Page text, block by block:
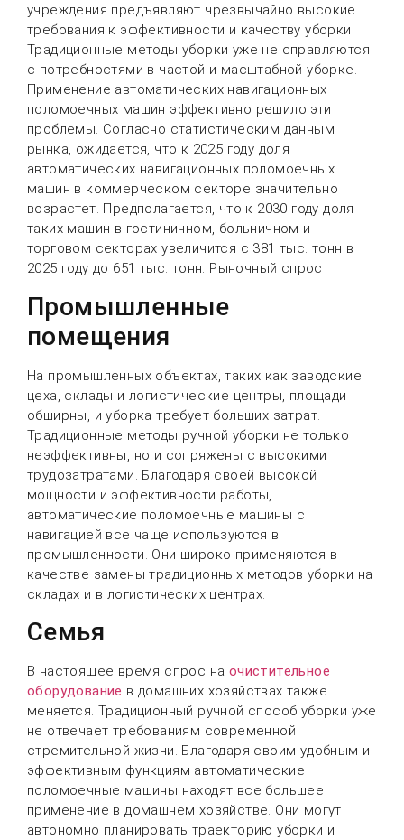
учреждения предъявляют чрезвычайно высокие
требования к эффективности и качеству уборки.
Традиционные методы уборки уже не справляются
с потребностями в частой и масштабной уборке.
Применение автоматических навигационных
поломоечных машин эффективно решило эти
проблемы. Согласно статистическим данным
рынка, ожидается, что к 2025 году доля
автоматических навигационных поломоечных
машин в коммерческом секторе значительно
возрастет. Предполагается, что к 2030 году доля
таких машин в гостиничном, больничном и
торговом секторах увеличится с 381 тыс. тонн в
2025 году до 651 тыс. тонн. Рыночный спрос
Промышленные
помещения
На промышленных объектах, таких как заводские
цеха, склады и логистические центры, площади
обширны, и уборка требует больших затрат.
Традиционные методы ручной уборки не только
неэффективны, но и сопряжены с высокими
трудозатратами. Благодаря своей высокой
мощности и эффективности работы,
автоматические поломоечные машины с
навигацией все чаще используются в
промышленности. Они широко применяются в
качестве замены традиционных методов уборки на
складах и в логистических центрах.
Семья
В настоящее время спрос на очистительное
оборудование в домашних хозяйствах также
меняется. Традиционный ручной способ уборки уже
не отвечает требованиям современной
стремительной жизни. Благодаря своим удобным и
эффективным функциям автоматические
поломоечные машины находят все большее
применение в домашнем хозяйстве. Они могут
автономно планировать траекторию уборки и